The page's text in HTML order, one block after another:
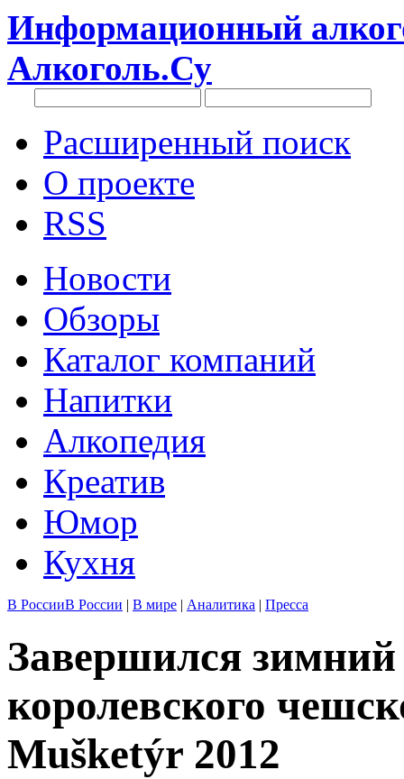
Информационный
Алкоголь.Су
Расширенный поиск
О проекте
RSS
Новости
Обзоры
Каталог компаний
Напитки
Алкопедия
Креатив
Юмор
Кухня
В РоссииВ России | В мире | Аналитика | Пресса
Завершился
королевского
Mušketýr 2012